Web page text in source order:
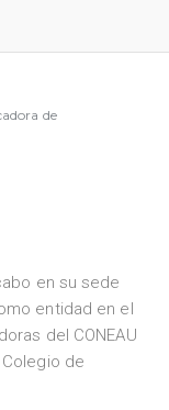
de
en su sede
entidad en el
del CONEAU
de